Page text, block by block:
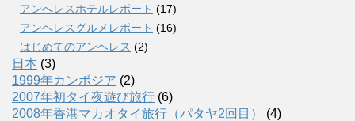
アンへレスホテルレポート (17)
アンヘレスグルメレポート (16)
はじめてのアンヘレス (2)
日本 (3)
1999年カンボジア (2)
2007年初タイ夜遊び旅行 (6)
2008年香港マカオタイ旅行（パタヤ2回目）
(4)